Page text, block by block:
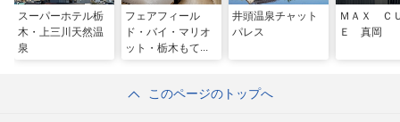
スーパーホテル栃
木・上三川天然温
泉
フェアフィール
ド・バイ・マリオ
ット・栃木もてぎ
井頭温泉チャット
パレス
ＭＡＸ Ｃ
Ｅ 真岡
このページのトップへ